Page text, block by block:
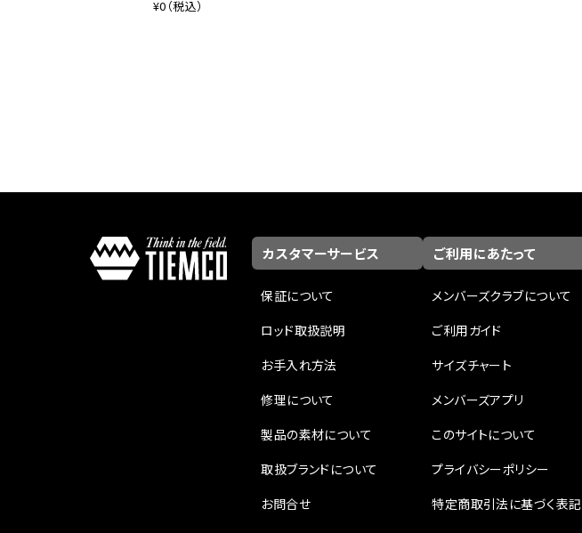
¥0（税込）
カスタマーサービス
保証について
ロッド取扱説明
お手入れ方法
修理について
製品の素材について
取扱ブランドについて
お問合せ
ご利用にあたって
メンバーズクラブについて
ご利用ガイド
サイズチャート
メンバーズアプリ
このサイトについて
プライバシーポリシー
特定商取引法に基づく表記